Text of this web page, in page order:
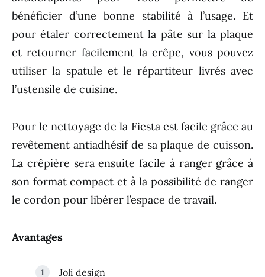
bénéficier d’une bonne stabilité à l’usage. Et
pour étaler correctement la pâte sur la plaque
et retourner facilement la crêpe, vous pouvez
utiliser la spatule et le répartiteur livrés avec
l’ustensile de cuisine.
Pour le nettoyage de la Fiesta est facile grâce au
revêtement antiadhésif de sa plaque de cuisson.
La crêpière sera ensuite facile à ranger grâce à
son format compact et à la possibilité de ranger
le cordon pour libérer l’espace de travail.
Avantages
Joli design